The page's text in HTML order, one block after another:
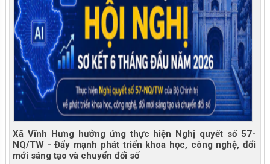
Xã Vĩnh Hưng hưởng ứng thực hiện Nghị quyết số 57-
NQ/TW - Đẩy mạnh phát triển khoa học, công nghệ, đổi
mới sáng tạo và chuyển đổi số